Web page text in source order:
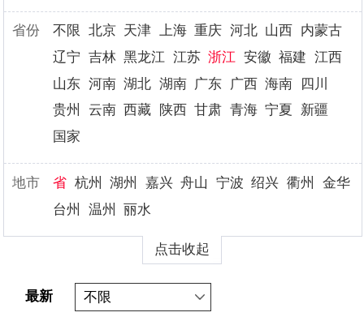
省份 不限 北京 天津 上海 重庆 河北 山西
内蒙古
辽宁 吉林 黑龙江 江苏 浙江 安徽 福建 江西
山东 河南 湖北 湖南 广东 广西 海南
四川
贵州
云南 西藏 陕西 甘肃 青海 宁夏
新疆
国家
地市 省 杭州 湖州 嘉兴 舟山 宁波 绍兴 衢州
金华
台州
温州 丽水
点击收起
最新